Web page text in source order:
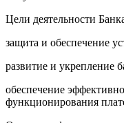
Цели деятельности
защита и обеспечение
развитие и укрепление
обеспечение
функционирования